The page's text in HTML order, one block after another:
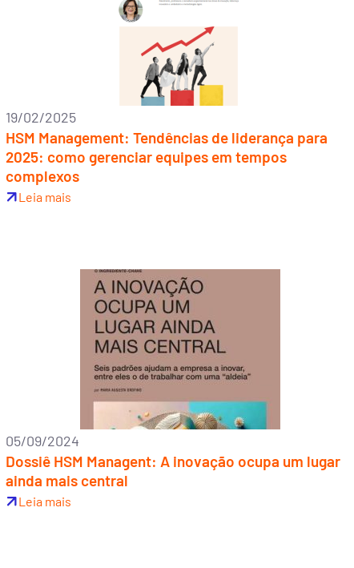
19/02/2025
HSM Management: Tendências de liderança para
2025: como gerenciar equipes em tempos
complexos
Leia mais
05/09/2024
Dossiê HSM Managent: A inovação ocupa um lugar
ainda mais central
Leia mais